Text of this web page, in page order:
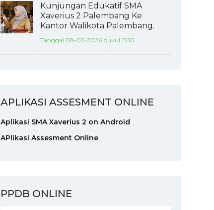
Kunjungan Edukatif SMA
Xaverius 2 Palembang Ke
Kantor Walikota Palembang.
Tanggal 08-02-2026 pukul 15:10
APLIKASI ASSESMENT ONLINE
Aplikasi SMA Xaverius 2 on Android
APlikasi Assesment Online
PPDB ONLINE